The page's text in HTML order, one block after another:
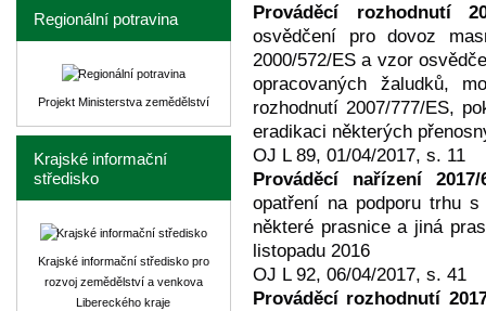
Prováděcí rozhodnutí
osvědčení pro dovoz
2000/572/ES a vzor
opracovaných žaludků,
rozhodnutí 2007/777/ES,
eradikaci některých
OJ L 89, 01/04/2017, s. 11
Prováděcí nařízení 2017/
opatření na podporu trhu
některé prasnice a jiná
listopadu 2016
OJ L 92, 06/04/2017, s. 41
Prováděcí rozhodnutí
Regionální potravina
Projekt Ministerstva zemědělství
Krajské informační
středisko
Krajské informační středisko pro
rozvoj zemědělství a venkova
Libereckého kraje